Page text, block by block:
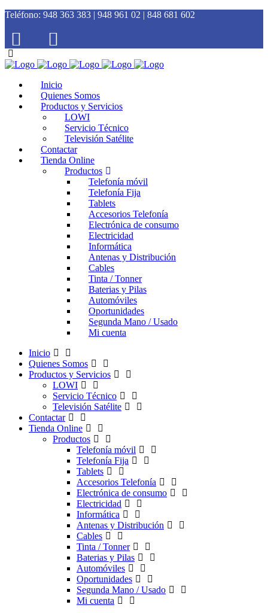
Teléfono: 948 363 383 | 948 961 02 | 848 681 602
Inicio
Quienes Somos
Productos y Servicios
LOWI
Servicio Técnico
Televisión Satélite
Contactar
Tienda Online
Productos
Telefonía móvil
Telefonía Fija
Tablets
Accesorios Telefonía
Electrónica de consumo
Electricidad
Informática
Antenas y Distribución
Cables
Tinta / Tonner
Baterias y Pilas
Automóviles
Oportunidades
Segunda Mano / Usado
Mi cuenta
Inicio
Quienes Somos
Productos y Servicios
LOWI
Servicio Técnico
Televisión Satélite
Contactar
Tienda Online
Productos
Telefonía móvil
Telefonía Fija
Tablets
Accesorios Telefonía
Electrónica de consumo
Electricidad
Informática
Antenas y Distribución
Cables
Tinta / Tonner
Baterias y Pilas
Automóviles
Oportunidades
Segunda Mano / Usado
Mi cuenta